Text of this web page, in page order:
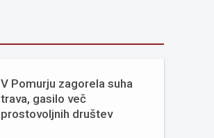
V Pomurju zagorela suha
trava, gasilo več
prostovoljnih društev